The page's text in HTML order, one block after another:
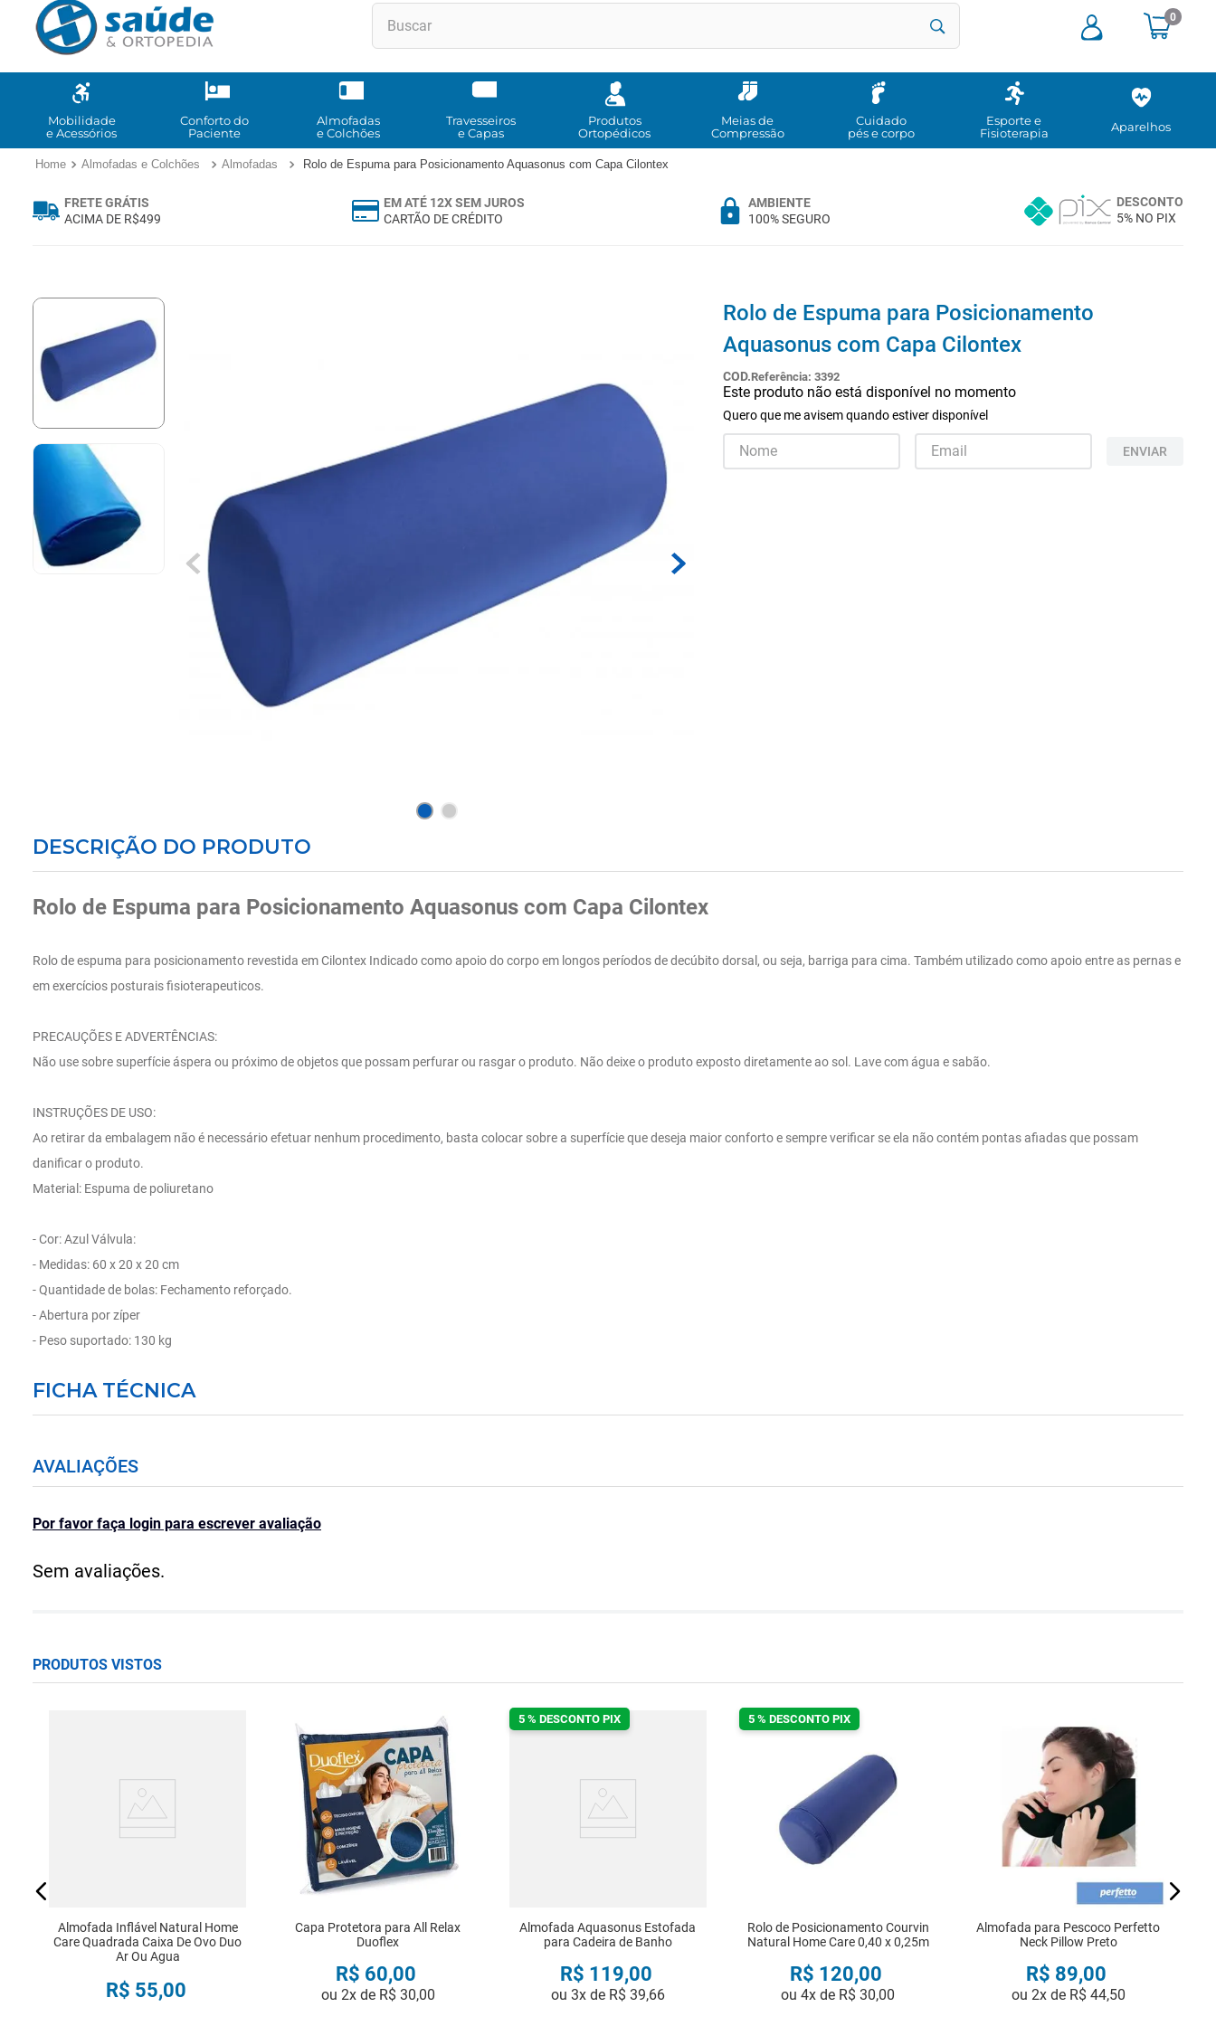
0
Mobilidade
e Acessórios
Conforto do
Paciente
Almofadas
e Colchões
Travesseiros
e Capas
Produtos
Ortopédicos
Meias de
Compressão
Cuidado
pés e corpo
Esporte e
Fisioterapia
Aparelhos
Almofadas e Colchões Almofadas Rolo de Espuma para Posicionamento Aquasonus com Capa Cilontex
FRETE GRÁTIS
ACIMA DE R$499
EM ATÉ 12X SEM JUROS
CARTÃO DE CRÉDITO
AMBIENTE
100% SEGURO
DESCONTO
5% NO PIX
Rolo de Espuma para Posicionamento
Aquasonus com Capa Cilontex
Referência:3392
Este produto não está disponível no momento
Quero que me avisem quando estiver disponível
ENVIAR
DESCRIÇÃO DO PRODUTO
Rolo de Espuma para Posicionamento Aquasonus com Capa Cilontex
Rolo de espuma para posicionamento revestida em Cilontex Indicado como apoio do corpo em longos períodos de decúbito dorsal, ou seja, barriga para cima. Também utilizado como apoio entre as pernas e
em exercícios posturais fisioterapeuticos.
PRECAUÇÕES E ADVERTÊNCIAS:
Não use sobre superfície áspera ou próximo de objetos que possam perfurar ou rasgar o produto. Não deixe o produto exposto diretamente ao sol. Lave com água e sabão.
INSTRUÇÕES DE USO:
Ao retirar da embalagem não é necessário efetuar nenhum procedimento, basta colocar sobre a superfície que deseja maior conforto e sempre verificar se ela não contém pontas afiadas que possam
danificar o produto.
Material: Espuma de poliuretano
- Cor: Azul Válvula:
- Medidas: 60 x 20 x 20 cm
- Quantidade de bolas: Fechamento reforçado.
- Abertura por zíper
- Peso suportado: 130 kg
FICHA TÉCNICA
AVALIAÇÕES
Por favor faça login para escrever avaliação
Sem avaliações.
PRODUTOS VISTOS
Almofada Inflável Natural Home
Care Quadrada Caixa De Ovo Duo
Ar Ou Agua
R$ 55,00
Capa Protetora para All Relax
Duoflex
R$ 60,00
ou 2x de R$ 30,00
5 % DESCONTO PIX
Almofada Aquasonus Estofada
para Cadeira de Banho
R$ 119,00
ou 3x de R$ 39,66
5 % DESCONTO PIX
Rolo de Posicionamento Courvin
Natural Home Care 0,40 x 0,25m
R$ 120,00
ou4x de R$ 30,00
Almofada para Pescoco Perfetto
Neck Pillow Preto
R$ 89,00
ou 2x de R$ 44,50
TERMOS MAIS BUSCADOS
andadores
meia compressao
3º
cadeira rodas
4
5º
cadeira rodas agile